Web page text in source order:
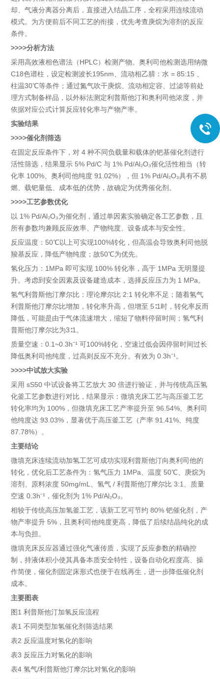
却、气液分离器分离后，直接进入结晶工序，全程采用连续流动
模式。为方便前后不同工艺的衔接，优先考查庚烷为溶剂的反应
条件。
>>>>分析方法
采用高效液相色谱法（HPLC）检测产物。奥利司他检测选用纳微
C18色谱柱，设定检测波长195nm、流动相乙腈：水 = 85:15 、
柱温30℃等条件；通过氮气吹干庚烷、流动相定容、过滤等前处
理方式制备样品，以外标法测定利普斯他汀和奥利司他浓度，并
依据对应公式计算反应转化率与产物产率。
实验结果
>>>>催化剂筛选
在固定反应条件下，对 4 种不同负载量和载体的钯基催化剂进行
活性筛选，结果显示 5% Pd/C 与 1% Pd/Al₂O₃催化活性相当（转
化率 100%、奥利司他纯度 91.02%），但 1% Pd/Al₂O₃具有不易
燃、载钯量低、成本低的优势，故确定为优秀催化剂。
>>>>工艺参数优化
以 1% Pd/Al₂O₃为催化剂，通过单因素实验确定各工艺参数，且
所有参数均兼顾反应效率、产物纯度、设备成本与安全性。
反应温度：50℃以上可实现100%转化，但高温会导致奥利司他脱
羧基反应，降低产物纯度；故50℃为优先。
氢化压力：1MPa 即可实现 100% 转化率，高于 1MPa 无明显提
升。考虑到安全因素及设备建造成本，选择反应压力为 1 MPa。
氢气利普斯他汀摩尔比：理论摩尔比 2:1 转化率不足；随着氢气
利普斯他汀摩尔比增加，转化率升高，但增至 5∶1时，转化率反而
降低，可能是由于气体流速增大，缩短了物料停留时间；氢气利
普斯他汀摩尔比为3∶1。
质量空速：0.1~0.3h⁻¹ 可100%转化，空速过低会因停留时间过长
降低奥利司他纯度，过高则反应不充分。有效为 0.3h⁻¹。
>>>>中试放大实验
采用 sS50 中试设备将工艺放大 30 倍进行验证，并与传统高压氢
化釜工艺参数进行对比，结果显示：微填充床工艺与高压釜工艺
转化率均为 100%，但微填充床工艺产率提升至 96.54%、奥利司
他纯度达 93.03%，显著优于高压釜工艺（产率 91.41%、纯度
87.78%）。
主要结论
微填充床连续流动加氢工艺可成功实现利普斯他汀向奥利司他的
转化，优化后工艺条件为：氢气压力 1MPa、温度 50℃、庚烷为
溶剂、原料浓度 50mg/mL、氢气 / 利普斯他汀摩尔比 3:1、质量
空速 0.3h⁻¹，催化剂为 1% Pd/Al₂O₃。
相较于传统高压加氢釜工艺，该新工艺可节约 80% 钯催化剂，产
物产率提升 5%，且奥利司他纯度更高，降低了后续结晶纯化的成
本与负担。
微填充床反应器通过强化气液传质，实现了反应参数的精确控
制，持液体积小使其具备本质安全特性，设备自动化程度高、操
作简便，催化剂固定床形式也便于在线再生，进一步降低催化剂
成本。
主要图表
图1 利普斯他汀加氢反应流程
表1 不同类型加氢催化剂筛选结果
表2 反应温度对氢化的影响
表3 反应压力对氢化的影响
表4 氢气/利普斯他汀摩尔比对氢化的影响